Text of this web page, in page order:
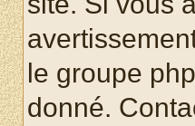
le groupe
donné.